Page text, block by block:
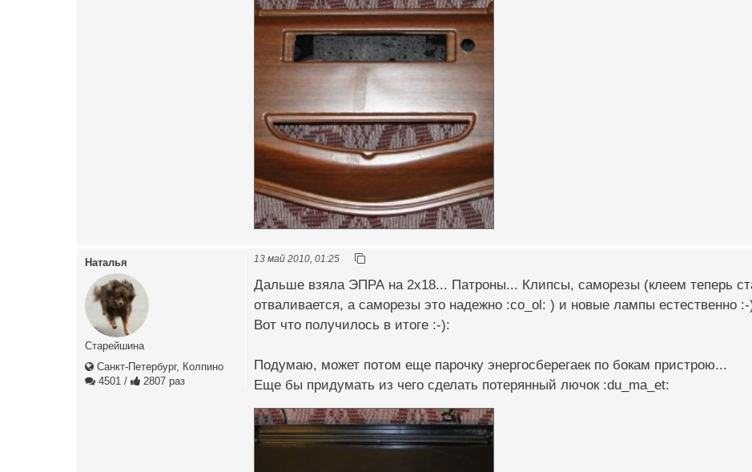
Наталья
Старейшина
Санкт-Петербург, Колпино
4501 / 2807 раз
13 май 2010, 01:25
Дальше взяла ЭПРА на 2х18... Патроны... Клипсы, саморезы (клеем теперь
отваливается, а саморезы это надежно :co_ol: ) и новые лампы естественно :-
Вот что получилось в итоге :-):
Подумаю, может потом еще парочку энергосберегаек по бокам пристрою...
Еще бы придумать из чего сделать потерянный лючок :du_ma_et: